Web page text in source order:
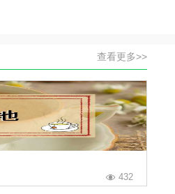
查看更多>>
432